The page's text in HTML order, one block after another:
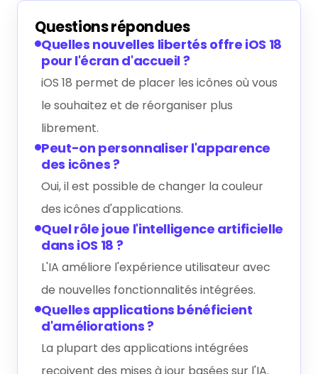
Questions répondues
Quelles nouvelles libertés offre iOS 18
pour l'écran d'accueil ?
iOS 18 permet de placer les icônes où vous
le souhaitez et de réorganiser plus
librement.
Peut-on personnaliser l'apparence
des icônes ?
Oui, il est possible de changer la couleur
des icônes d'applications.
Quel rôle joue l'intelligence artificielle
dans iOS 18 ?
L'IA améliore l'expérience utilisateur avec
de nouvelles fonctionnalités intégrées.
Quelles applications bénéficient
d'améliorations ?
La plupart des applications intégrées